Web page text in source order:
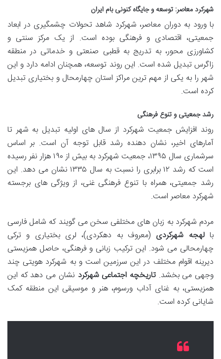
شهرکرد معاصر: توسعه و جایگاه کنونی بام ایران
با ورود به دوران معاصر، شهرکرد شاهد تحولات چشمگیری در ابعاد
جمعیتی، اقتصادی و فرهنگی بوده است. از یک مرکز سنتی و
کشاورزی محور، به تدریج به قطبی صنعتی و خدماتی در منطقه
زاگرس تبدیل شده است. این روند توسعه، همچنان ادامه دارد و این
شهر را به یکی از مهم ترین مراکز استان چهارمحال و بختیاری تبدیل
کرده است.
رشد جمعیتی و تنوع فرهنگی
روند افزایش جمعیت شهرکرد از سال های اولیه تبدیل به شهر تا
آمارهای اخیر، نشان دهنده رشد قابل توجه آن است. بر اساس
سرشماری سال ۱۳۹۵، جمعیت شهرکرد به بیش از ۱۹۰ هزار نفر رسیده
است که رشد ۱۲ برابری را نسبت به سال ۱۳۳۵ نشان می دهد. این
رشد جمعیتی، همراه با تنوع فرهنگی غنی، از ویژگی های برجسته
شهرکرد معاصر است.
مردم شهرکرد به زبان های مختلفی سخن می گویند که شامل فارسی
بالهجه شهرکردی (معروف به دهکردی)، لری بختیاری و ترکی
چهارمحالی می شود. این ترکیب زبانی و فرهنگی، حاصل همزیستی
دیرینه اقوام مختلف در این سرزمین است و به شهرکرد هویتی چند
وجهی می بخشد.تاریخچه اجتماعی شهرکرد نشان می دهد که این
همزیستی، به غنای آداب ورسوم، هنر و موسیقی این منطقه کمک
شایانی کرده است.